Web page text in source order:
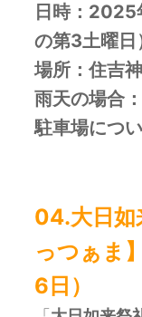
日時：2025
の第3土曜日
場所：住吉
雨天の場合：
駐車場につ
04.大日
っつぁま】
6日）